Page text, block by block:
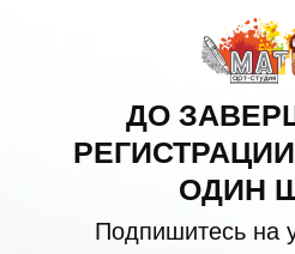
ДО
ОДИН
Подпишитесь на